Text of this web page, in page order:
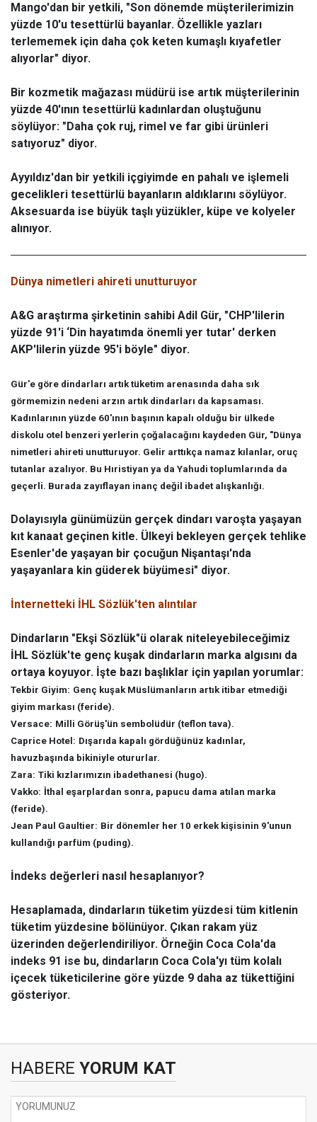
Mango'dan bir yetkili, "Son dönemde müşterilerimizin
yüzde 10'u tesettürlü bayanlar. Özellikle yazları
terlememek için daha çok keten kumaşlı kıyafetler
alıyorlar" diyor.
Bir kozmetik mağazası müdürü ise artık müşterilerinin
yüzde 40'ının tesettürlü kadınlardan oluştuğunu
söylüyor: "Daha çok ruj, rimel ve far gibi ürünleri
satıyoruz" diyor.
Ayyıldız'dan bir yetkili içgiyimde en pahalı ve işlemeli
gecelikleri tesettürlü bayanların aldıklarını söylüyor.
Aksesuarda ise büyük taşlı yüzükler, küpe ve kolyeler
alınıyor.
Dünya nimetleri ahireti unutturuyor
A&G araştırma şirketinin sahibi Adil Gür, "CHP'lilerin
yüzde 91'i ‘Din hayatımda önemli yer tutar' derken
AKP'lilerin yüzde 95'i böyle" diyor.
Gür'e göre dindarları artık tüketim arenasında daha sık
görmemizin nedeni arzın artık dindarları da kapsaması.
Kadınlarının yüzde 60'ının başının kapalı olduğu bir ülkede
diskolu otel benzeri yerlerin çoğalacağını kaydeden Gür, "Dünya
nimetleri ahireti unutturuyor. Gelir arttıkça namaz kılanlar, oruç
tutanlar azalıyor. Bu Hıristiyan ya da Yahudi toplumlarında da
geçerli. Burada zayıflayan inanç değil ibadet alışkanlığı.
Dolayısıyla günümüzün gerçek dindarı varoşta yaşayan
kıt kanaat geçinen kitle. Ülkeyi bekleyen gerçek tehlike
Esenler'de yaşayan bir çocuğun Nişantaşı'nda
yaşayanlara kin güderek büyümesi" diyor.
İnternetteki İHL Sözlük'ten alıntılar
Dindarların "Ekşi Sözlük"ü olarak niteleyebileceğimiz
İHL Sözlük'te genç kuşak dindarların marka algısını da
ortaya koyuyor. İşte bazı başlıklar için yapılan yorumlar:
Tekbir Giyim: Genç kuşak Müslümanların artık itibar etmediği
giyim markası (feride).
Versace: Milli Görüş'ün sembolüdür (teflon tava).
Caprice Hotel: Dışarıda kapalı gördüğünüz kadınlar,
havuzbaşında bikiniyle otururlar.
Zara: Tiki kızlarımızın ibadethanesi (hugo).
Vakko: İthal eşarplardan sonra, papucu dama atılan marka
(feride).
Jean Paul Gaultier: Bir dönemler her 10 erkek kişisinin 9'unun
kullandığı parfüm (puding).
İndeks değerleri nasıl hesaplanıyor?
Hesaplamada, dindarların tüketim yüzdesi tüm kitlenin
tüketim yüzdesine bölünüyor. Çıkan rakam yüz
üzerinden değerlendiriliyor. Örneğin Coca Cola'da
indeks 91 ise bu, dindarların Coca Cola'yı tüm kolalı
içecek tüketicilerine göre yüzde 9 daha az tükettiğini
gösteriyor.
HABERE YORUM KAT